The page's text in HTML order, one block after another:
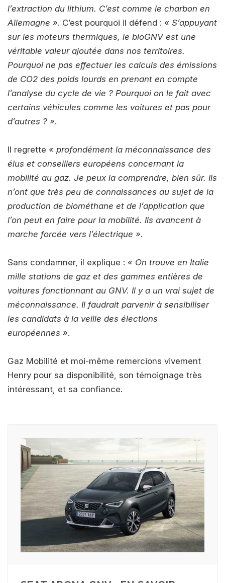
l’extraction du lithium. C’est comme le charbon en
Allemagne ». C’est pourquoi il défend : « S’appuyant
sur les moteurs thermiques, le bioGNV est une
véritable valeur ajoutée dans nos territoires.
Pourquoi ne pas effectuer les calculs des émissions
de CO2 des poids lourds en prenant en compte
l’analyse du cycle de vie ? Pourquoi on le fait avec
certains véhicules comme les voitures et pas pour
d’autres ? ».
Il regrette « profondément la méconnaissance des
élus et conseillers européens concernant la
mobilité au gaz. Je peux la comprendre, bien sûr. Ils
n’ont que très peu de connaissances au sujet de la
production de biométhane et de l’application que
l’on peut en faire pour la mobilité. Ils avancent à
marche forcée vers l’électrique ».
Sans condamner, il explique : « On trouve en Italie
mille stations de gaz et des gammes entières de
voitures fonctionnant au GNV. Il y a un vrai sujet de
méconnaissance. Il faudrait parvenir à sensibiliser
les candidats à la veille des élections
européennes ».
Gaz Mobilité et moi-même remercions vivement
Henry pour sa disponibilité, son témoignage très
intéressant, et sa confiance.